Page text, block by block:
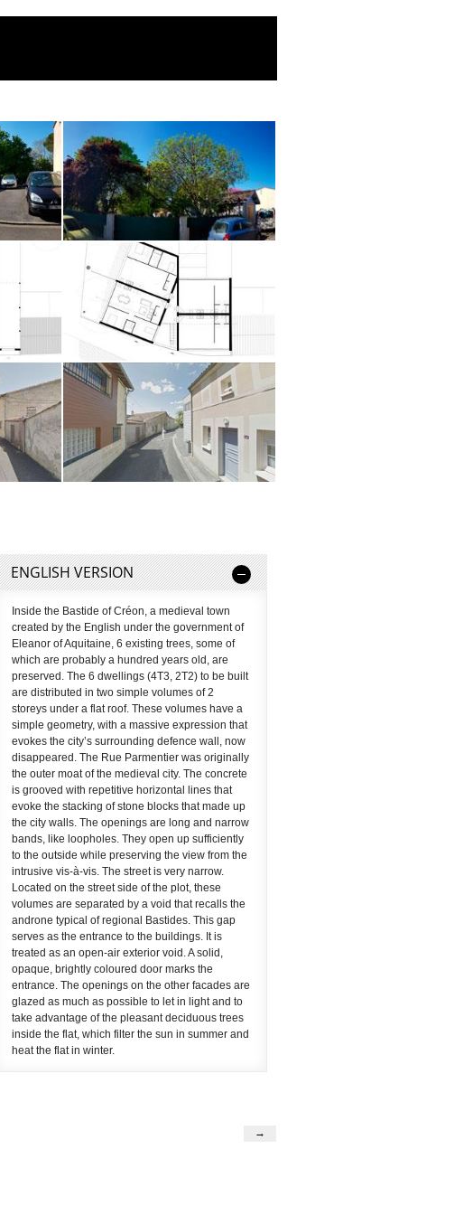
ENGLISH VERSION
Inside the Bastide of Créon, a medieval town
created by the English under the government of
Eleanor of Aquitaine, 6 existing trees, some of
which are probably a hundred years old, are
preserved. The 6 dwellings (4T3, 2T2) to be built
are distributed in two simple volumes of 2
storeys under a flat roof. These volumes have a
simple geometry, with a massive expression that
evokes the city’s surrounding defence wall, now
disappeared. The Rue Parmentier was originally
the outer moat of the medieval city. The concrete
is grooved with repetitive horizontal lines that
evoke the stacking of stone blocks that made up
the city walls. The openings are long and narrow
bands, like loopholes. They open up sufficiently
to the outside while preserving the view from the
intrusive vis-à-vis. The street is very narrow.
Located on the street side of the plot, these
volumes are separated by a void that recalls the
androne typical of regional Bastides. This gap
serves as the entrance to the buildings. It is
treated as an open-air exterior void. A solid,
opaque, brightly coloured door marks the
entrance. The openings on the other facades are
glazed as much as possible to let in light and to
take advantage of the pleasant deciduous trees
inside the flat, which filter the sun in summer and
heat the flat in winter.
→